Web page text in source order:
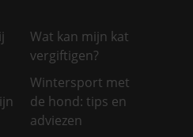
Wat kan mijn kat
vergiftigen?
Wintersport met
de hond: tips en
adviezen